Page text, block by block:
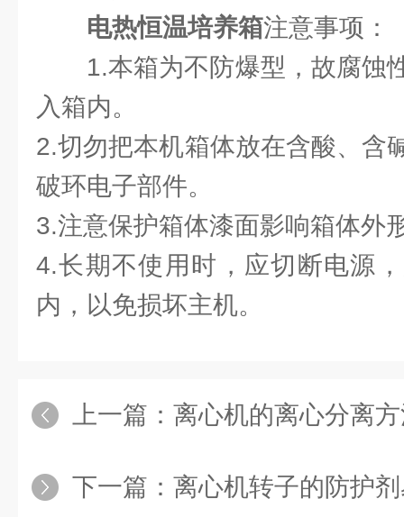
电热恒温培养箱注意事项：
1.本箱为不防爆型，故腐蚀
入箱内。
2.切勿把本机箱体放在含酸、含
破环电子部件。
3.注意保护箱体漆面影响箱体外
4.长期不使用时，应切断电源
内，以免损坏主机。
上一篇： 离心机的离心分离
下一篇： 离心机转子的防护剂